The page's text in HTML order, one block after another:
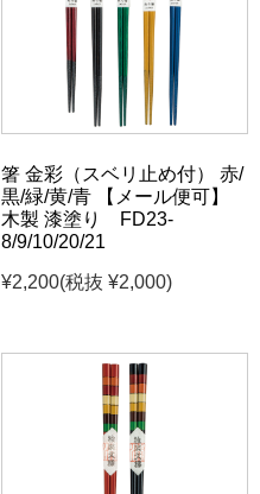
箸 金彩（スベリ止め付） 赤/
黒/緑/黄/青 【メール便可】
木製 漆塗り FD23-
8/9/10/20/21
¥2,200(税抜 ¥2,000)